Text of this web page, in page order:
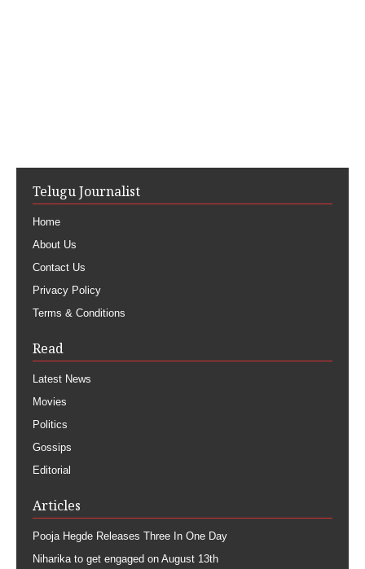
Telugu Journalist
Home
About Us
Contact Us
Privacy Policy
Terms & Conditions
Read
Latest News
Movies
Politics
Gossips
Editorial
Articles
Pooja Hegde Releases Three In One Day
Niharika to get engaged on August 13th